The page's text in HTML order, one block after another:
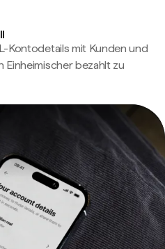
Kontodetails mit Kunden und
Einheimischer bezahlt zu